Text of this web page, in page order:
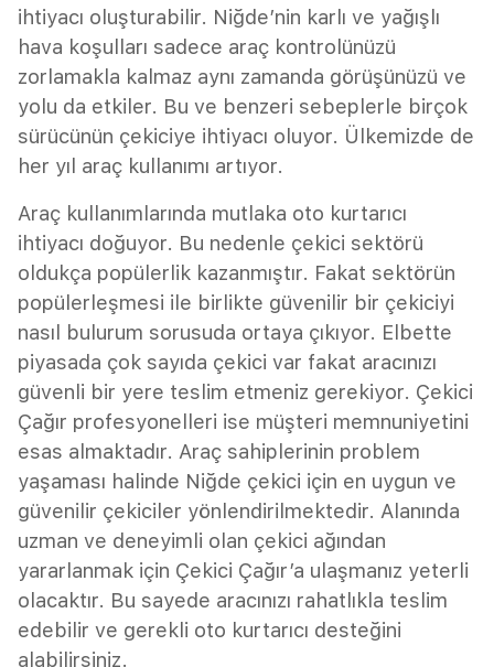
ihtiyacı oluşturabilir. Niğde’nin karlı ve yağışlı
hava koşulları sadece araç kontrolünüzü
zorlamakla kalmaz aynı zamanda görüşünüzü ve
yolu da etkiler. Bu ve benzeri sebeplerle birçok
sürücünün çekiciye ihtiyacı oluyor. Ülkemizde de
her yıl araç kullanımı artıyor.
Araç kullanımlarında mutlaka oto kurtarıcı
ihtiyacı doğuyor. Bu nedenle çekici sektörü
oldukça popülerlik kazanmıştır. Fakat sektörün
popülerleşmesi ile birlikte güvenilir bir çekiciyi
nasıl bulurum sorusuda ortaya çıkıyor. Elbette
piyasada çok sayıda çekici var fakat aracınızı
güvenli bir yere teslim etmeniz gerekiyor. Çekici
Çağır profesyonelleri ise müşteri memnuniyetini
esas almaktadır. Araç sahiplerinin problem
yaşaması halinde Niğde çekici için en uygun ve
güvenilir çekiciler yönlendirilmektedir. Alanında
uzman ve deneyimli olan çekici ağından
yararlanmak için Çekici Çağır’a ulaşmanız yeterli
olacaktır. Bu sayede aracınızı rahatlıkla teslim
edebilir ve gerekli oto kurtarıcı desteğini
alabilirsiniz.